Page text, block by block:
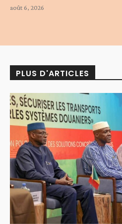
août 6, 2026
PLUS D'ARTICLES